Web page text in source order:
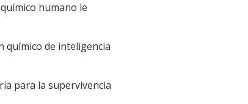
humano le
químico de inteligencia
para la supervivencia